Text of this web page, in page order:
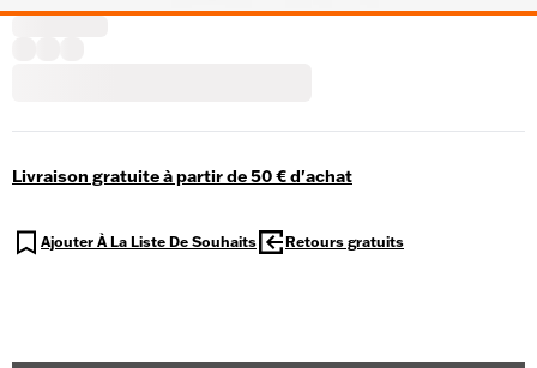
Livraison gratuite à partir de 50 € d'achat
Ajouter À La Liste De Souhaits Retours gratuits